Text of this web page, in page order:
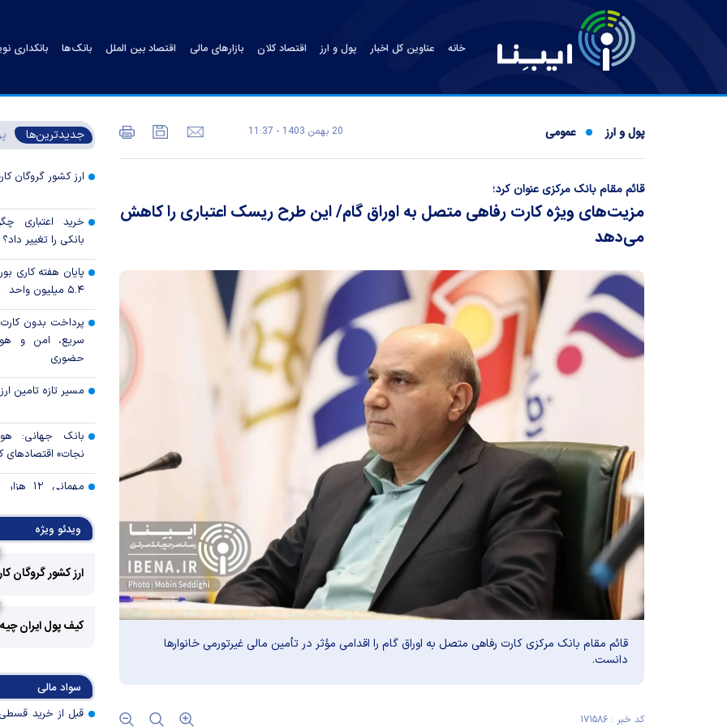
خانه عناوین کل اخبار پول و ارز اقتصاد کلان بازارهای مالی اقتصاد بین الملل بانک‌ها بانکداری
پول و ارز عمومی 20 بهمن 1403 - 11:37
قائم مقام بانک مرکزی عنوان کرد؛
مزیت‌های ویژه کارت رفاهی متصل به اوراق گام/ این طرح ریسک اعتباری را کاهش
می‌دهد
قائم مقام بانک مرکزی کارت رفاهی متصل به اوراق گام را اقدامی مؤثر در تأمین مالی غیرتورمی خانوار‌ها
دانست.
کد خبر : ۱۷۱۵۸۶
جدیدترین‌ها
ارز کشور گروگان
خرید اعتباری
بانکی را تغییر داد؟
پایان هفته
۵.۴ میلیون واحد
پرداخت بدون کارت
سریع، امن و
حضوری
مسیر تازه تامین
بانک جهانی:
نجات» اقتصادهای
بسته‌های معیشتی
بازارهای آسیا صعود
تغییر زمان‌بندی
خانوار‌ها اعتبار
می‌کنند
بانک مرکزی:
تقاضاهای
کنترل تورم؛
ویدئو ویژه
ارز کشور گروگان
کیف پول ایران
سواد مالی